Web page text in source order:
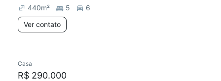
440m² 5
6
Ver contato
Casa
R$ 290.000